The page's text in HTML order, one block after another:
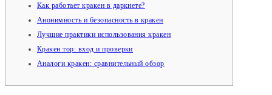
Как работает кракен в даркнете?
Анонимность и безопасность в кракен
Лучшие практики использования кракен
Кракен тор: вход и проверки
Аналоги кракен: сравнительный обзор